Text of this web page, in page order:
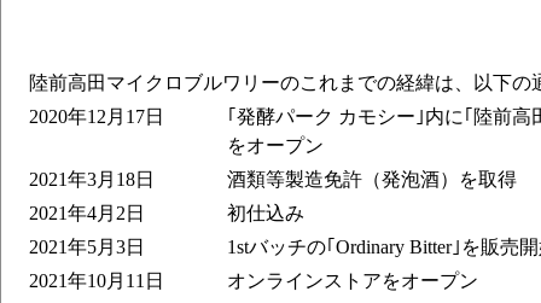
陸前高田マイクロブルワリーのこれまでの経緯は、以下の
2020年12月17日
｢発酵パーク カモシー｣内に｢陸前
をオープン
2021年3月18日
酒類等製造免許（発泡酒）を取得
2021年4月2日
初仕込み
2021年5月3日
1stバッチの｢Ordinary Bitter｣を販売
2021年10月11日
オンラインストアをオープン